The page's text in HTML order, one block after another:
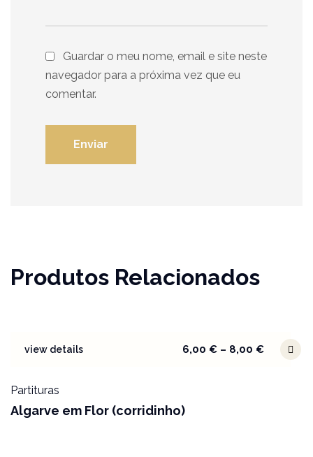
Guardar o meu nome, email e site neste
navegador para a próxima vez que eu
comentar.
Produtos Relacionados
view details 6,00 €– 8,00 €
Partituras
Algarve em Flor (corridinho)